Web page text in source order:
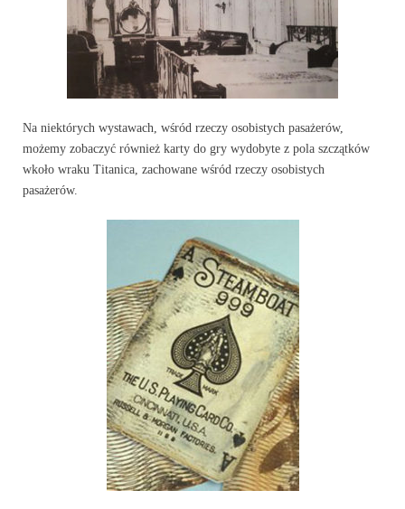
Na niektórych wystawach, wśród rzeczy osobistych pasażerów,
możemy zobaczyć również karty do gry wydobyte z pola szczątków
wkoło wraku Titanica, zachowane wśród rzeczy osobistych
pasażerów.